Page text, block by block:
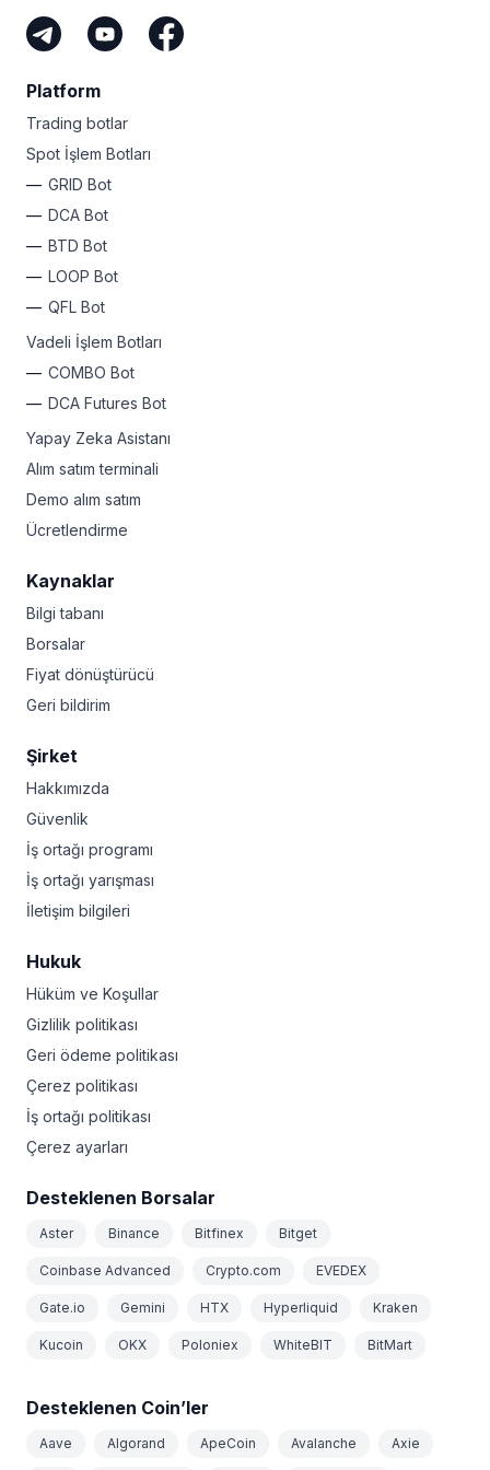
Platform
Trading botlar
Spot İşlem Botları
GRID Bot
DCA Bot
BTD Bot
LOOP Bot
QFL Bot
Vadeli İşlem Botları
COMBO Bot
DCA Futures Bot
Yapay Zeka Asistanı
Alım satım terminali
Demo alım satım
Ücretlendirme
Kaynaklar
Bilgi tabanı
Borsalar
Fiyat dönüştürücü
Geri bildirim
Şirket
Hakkımızda
Güvenlik
İş ortağı programı
İş ortağı yarışması
İletişim bilgileri
Hukuk
Hüküm ve Koşullar
Gizlilik politikası
Geri ödeme politikası
Çerez politikası
İş ortağı politikası
Çerez ayarları
Desteklenen Borsalar
Aster Binance Bitfinex Bitget
Coinbase Advanced Crypto.com EVEDEX
Gate.io Gemini HTX Hyperliquid Kraken
Kucoin OKX Poloniex WhiteBIT BitMart
Desteklenen Coin’ler
Aave Algorand ApeCoin Avalanche Axie